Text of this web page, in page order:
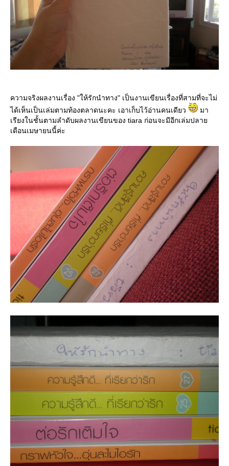
ความจริงผลงานเรื่อง "ให้รักนำทาง" เป็นงานเขียนเรื่องที่สามที่จะไม่
ได้เห็นเป็นเล่มตามท้องตลาดนะคะ เอาเก็บไว้อ่านคนเดียว
มา
เรียงในชั้นตามลำดับผลงานเขียนของ tiara ก่อนจะมีอีกเล่มปลา
เดือนเมษายนนี้ค่ะ